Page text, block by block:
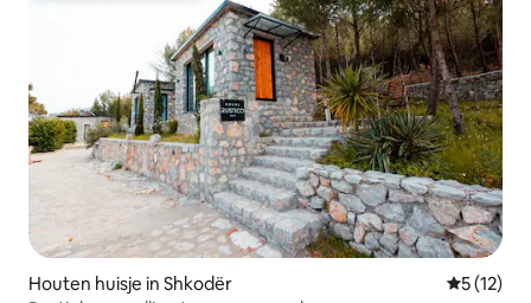
Houten huisje in Shkodër
5 (12)